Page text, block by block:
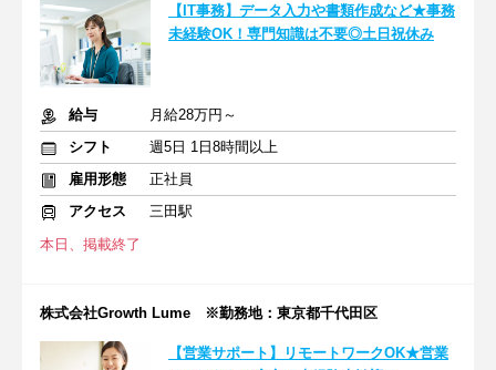
【IT事務】データ入力や書類作成など★事務
未経験OK！専門知識は不要◎土日祝休み
給与
月給28万円～
シフト
週5日 1日8時間以上
雇用形態
正社員
アクセス
三田駅
本日、掲載終了
株式会社Growth Lume ※勤務地：東京都千代田区
【営業サポート】リモートワークOK★営業